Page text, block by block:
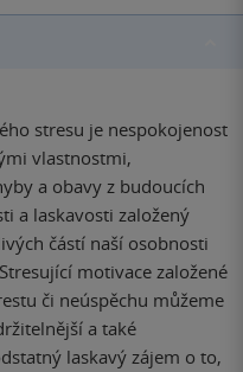
stresu je nespokojenost
vlastnostmi,
a obavy z budoucích
a laskavosti založený
částí naší osobnosti
motivace založené
či neúspěchu můžeme
a také
laskavý zájem o to,